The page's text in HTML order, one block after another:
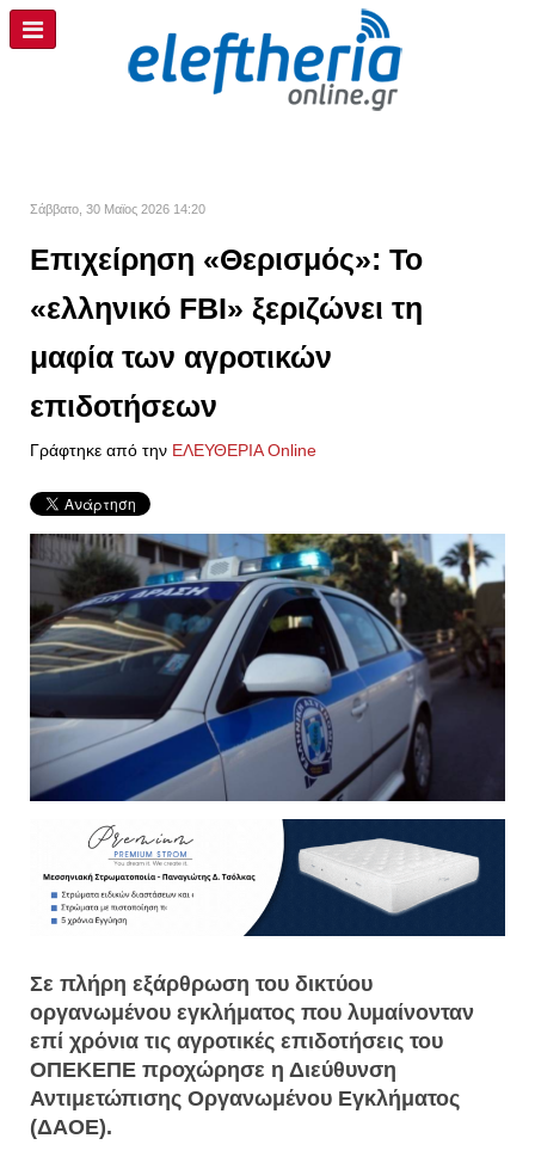
Σάββατο, 30 Μαϊος 2026 14:20
Επιχείρηση «Θερισμός»: Το
«ελληνικό FBI» ξεριζώνει τη
μαφία των αγροτικών
επιδοτήσεων
Γράφτηκε από την ΕΛΕΥΘΕΡΙΑ Online
Σε πλήρη εξάρθρωση του δικτύου
οργανωμένου εγκλήματος που λυμαίνονταν
επί χρόνια τις αγροτικές επιδοτήσεις του
ΟΠΕΚΕΠΕ προχώρησε η Διεύθυνση
Αντιμετώπισης Οργανωμένου Εγκλήματος
(ΔΑΟΕ).